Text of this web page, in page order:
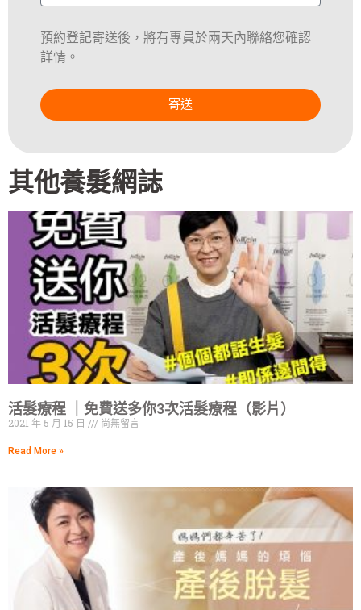
預約登記寄送後，將有專員於兩天內聯絡您確認
詳情。
寄送
其他養髮網誌
活髮療程 ｜免費送多你3次活髮療程（影片）
2021 年 5 月 15 日 尚無留言
Read More »